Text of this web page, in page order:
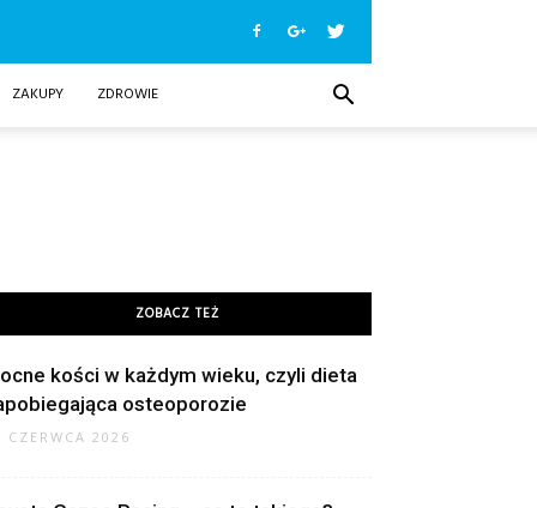
ZAKUPY ZDROWIE
ZOBACZ TEŻ
kości w każdym wieku, czyli dieta
osteoporozie
CZERWCA 2026